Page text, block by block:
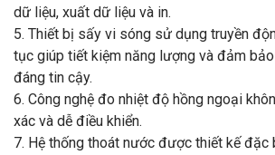
dữ liệu, xuất dữ liệu và in.
5. Thiết bị sấy vi sóng sử dụng truyền
tục giúp tiết kiệm năng lượng và đảm
đáng tin cậy.
6. Công nghệ đo nhiệt độ hồng ngoại
xác và dễ điều khiển.
7. Hệ thống thoát nước được thiết kế đặc